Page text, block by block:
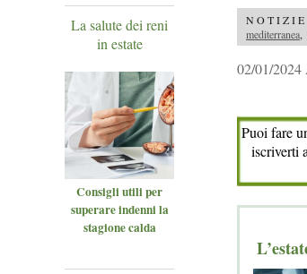
La salute dei reni
in estate
Consigli utili per
superare indenni la
stagione calda
mediterranea,
02/01/2024
Puoi fare
iscriverti